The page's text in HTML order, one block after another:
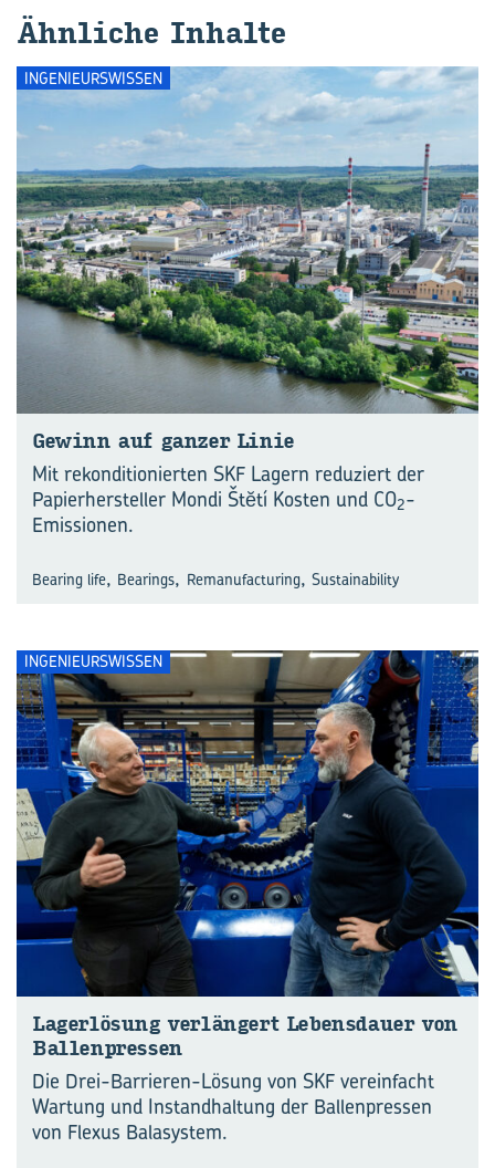
Ähn­li­che In­hal­te
INGENIEURSWISSEN
Ge­winn auf gan­zer Linie
Mit rekonditionierten SKF Lagern reduziert der
Papierhersteller Mondi Štĕtí Kosten und CO2-
Emissionen.
Bearing life, Bearings, Remanufacturing, Sustainability
INGENIEURSWISSEN
La­ger­lö­sung ver­län­gert Le­bens­dau­er von
Bal­len­pres­sen
Die Drei-Barrieren-Lösung von SKF vereinfacht
Wartung und Instandhaltung der Ballenpressen
von Flexus Balasystem.